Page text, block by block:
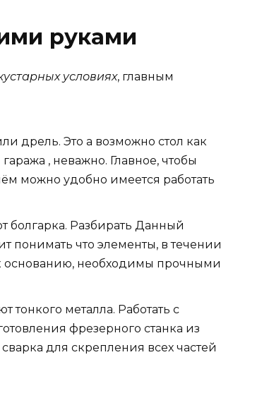
руками
условиях, главным
дрель. Это а возможно стол как
, неважно. Главное, чтобы
можно удобно имеется работать
болгарка. Разбирать Данный
понимать что элементы, в течении
основанию, необходимы прочными
металла. Работать с
фрезерного станка из
для скрепления всех частей